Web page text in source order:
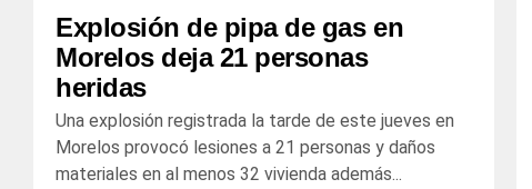
Explosión de pipa de gas en
Morelos deja 21 personas
heridas
Una explosión registrada la tarde de este jueves en
Morelos provocó lesiones a 21 personas y daños
materiales en al menos 32 vivienda además...